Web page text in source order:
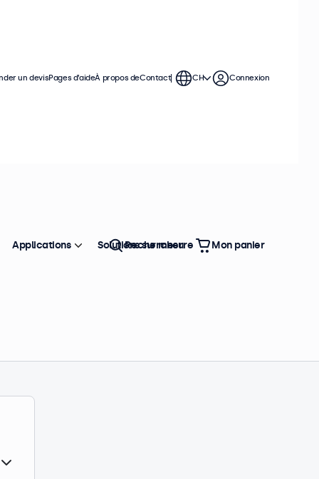
un devisPages d’aideÀ propos deContact CH Connexion
Applications Solutions sur mesure
Rechercher Mon panier